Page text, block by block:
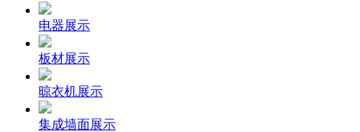
电器展示
板材展示
晾衣机展示
集成墙面展示